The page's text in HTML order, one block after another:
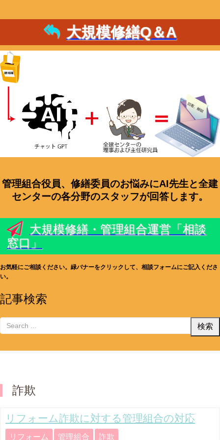
大規模修繕Q＆A
管理組合役員、修繕委員のお悩みにAI先生と全建
センターの各分野のスタッフが回答します。
大規模修繕・管理組合運営「相談
窓口」
お気軽にご相談ください。緑バナーをクリックして、相談フォームにご記入くださ
い。
記事検索
詐欺
リフォーム詐欺に対する管理組合の対応
リフォーム 管理組合 詐欺